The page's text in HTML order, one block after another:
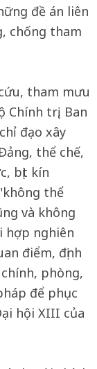
đề án liên
chống tham
tham mưu
Chính trị, Ban
đạo xây
thể chế,
bịt kín
thể
và không
hợp nghiên
điểm, định
phòng,
để phục
hội XIII của